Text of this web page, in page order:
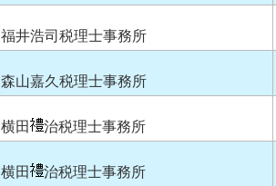
福井浩司税理士事務所
森山嘉久税理士事務所
横田 治税理士事務所
横田 治税理士事務所